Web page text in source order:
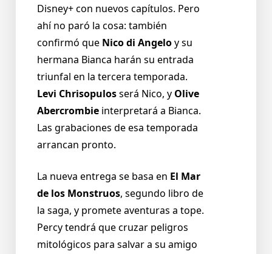
Disney+ con nuevos capítulos. Pero
ahí no paró la cosa: también
confirmó que Nico di Angeloy su
hermana Bianca harán su entrada
triunfal en la tercera temporada.
Levi Chrisopulosserá Nico, y Olive
Abercrombie interpretará a Bianca.
Las grabaciones de esa temporada
arrancan pronto.
La nueva entrega se basa en El Mar
de los Monstruos, segundo libro de
la saga, y promete aventuras a tope.
Percy tendrá que cruzar peligros
mitológicos para salvar a su amigo